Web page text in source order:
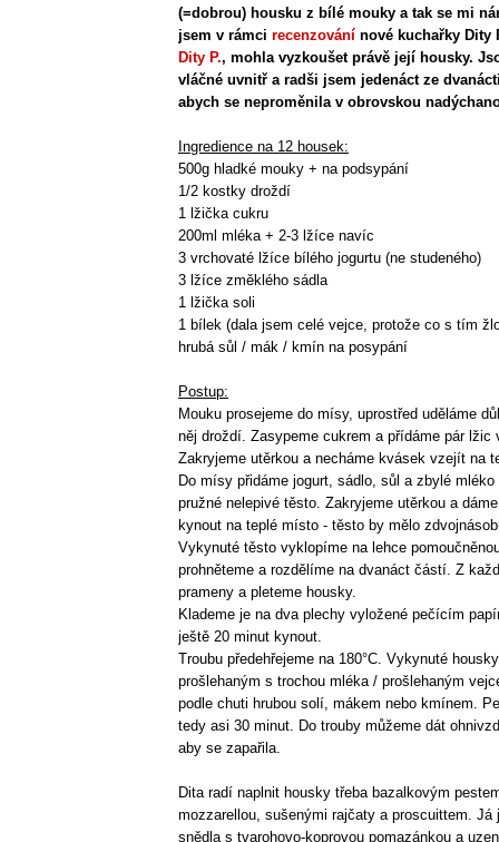
(=dobrou) housku z bílé mouky a tak se mi
jsem v rámci recenzování nové kuchařky Dity
Dity P., mohla vyzkoušet právě její housky.
vláčné uvnitř a radši jsem jedenáct ze
abych se neproměnila v obrovskou
Ingredience na 12 housek:
500g hladké mouky + na podsypání
1/2 kostky droždí
1 lžička cukru
200ml mléka + 2-3 lžíce navíc
3 vrchovaté lžíce bílého jogurtu (ne studeného)
3 lžíce změklého sádla
1 lžička soli
1 bílek (dala jsem celé vejce, protože co s tím
hrubá sůl / mák / kmín na posypání
Postup:
Mouku prosejeme do mísy, uprostřed uděláme
něj droždí. Zasypeme cukrem a přídáme pár lžic
Zakryjeme utěrkou a necháme kvásek vzejít na
Do mísy přidáme jogurt, sádlo, sůl a zbylé
pružné nelepivé těsto. Zakryjeme utěrkou a
kynout na teplé místo - těsto by mělo
Vykynuté těsto vyklopíme na lehce
prohněteme a rozdělíme na dvanáct částí. Z
prameny a pleteme housky.
Klademe je na dva plechy vyložené pečícím
ještě 20 minut kynout.
Troubu předehřejeme na 180°C. Vykynuté
prošlehaným s trochou mléka / prošlehaným
podle chuti hrubou solí, mákem nebo kmínem.
tedy asi 30 minut. Do trouby můžeme dát
aby se zapařila.
Dita radí naplnit housky třeba bazalkovým
mozzarellou, sušenými rajčaty a proscuittem. Já
snědla s tvarohovo-koprovou pomazánkou a